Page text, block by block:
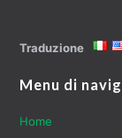
Traduzione
Menu di
Home